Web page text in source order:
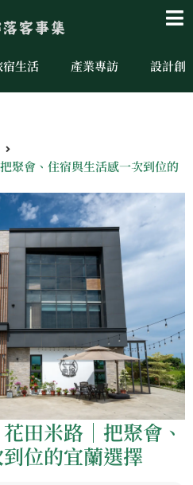
宿生活 產業專訪 設計創
聚會、住宿與生活感一次到位的
田米路｜把聚會、
位的宜蘭選擇